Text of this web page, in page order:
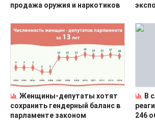
продажа оружия и наркотиков
Женщины-депутаты хотят
сохранить гендерный баланс в
парламенте законом
В
246